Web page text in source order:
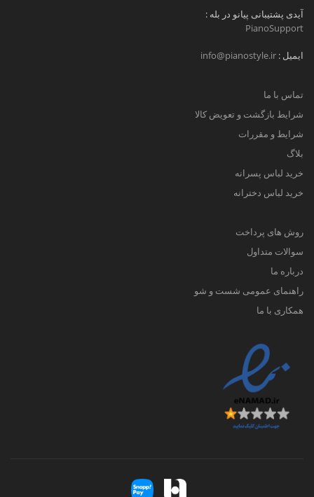
آیدی پشتیبانی پیانو در بله :
PianoSupport
ایمیل : info@pianostyle.ir
تماس با ما
شرایط بازگشت و تعویض کالا
شرایط و مقررات
بلاگ
خرید لباس پسرانه
خرید لباس دخترانه
روش های پرداخت
سوالات متداول
درباره ما
راهنمای عمومی شست و شو
همکاری با ما